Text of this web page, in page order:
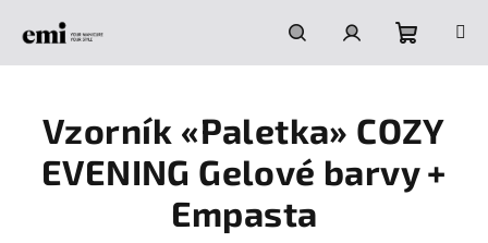
HledatPřihlášeníNákupní
košík
Vzorník «Paletka» COZY
EVENING Gelové barvy +
Empasta